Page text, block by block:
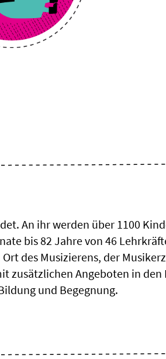
An ihr werden über 1100
bis 82 Jahre von 46
des Musizierens, der
zusätzlichen Angeboten in den
und Begegnung.